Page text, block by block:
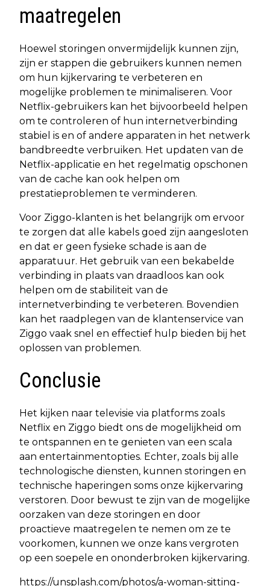
maatregelen
Hoewel storingen onvermijdelijk kunnen zijn,
zijn er stappen die gebruikers kunnen nemen
om hun kijkervaring te verbeteren en
mogelijke problemen te minimaliseren. Voor
Netflix-gebruikers kan het bijvoorbeeld helpen
om te controleren of hun internetverbinding
stabiel is en of andere apparaten in het netwerk
bandbreedte verbruiken. Het updaten van de
Netflix-applicatie en het regelmatig opschonen
van de cache kan ook helpen om
prestatieproblemen te verminderen.
Voor Ziggo-klanten is het belangrijk om ervoor
te zorgen dat alle kabels goed zijn aangesloten
en dat er geen fysieke schade is aan de
apparatuur. Het gebruik van een bekabelde
verbinding in plaats van draadloos kan ook
helpen om de stabiliteit van de
internetverbinding te verbeteren. Bovendien
kan het raadplegen van de klantenservice van
Ziggo vaak snel en effectief hulp bieden bij het
oplossen van problemen.
Conclusie
Het kijken naar televisie via platforms zoals
Netflix en Ziggo biedt ons de mogelijkheid om
te ontspannen en te genieten van een scala
aan entertainmentopties. Echter, zoals bij alle
technologische diensten, kunnen storingen en
technische haperingen soms onze kijkervaring
verstoren. Door bewust te zijn van de mogelijke
oorzaken van deze storingen en door
proactieve maatregelen te nemen om ze te
voorkomen, kunnen we onze kans vergroten
op een soepele en ononderbroken kijkervaring.
https://unsplash.com/photos/a-woman-sitting-